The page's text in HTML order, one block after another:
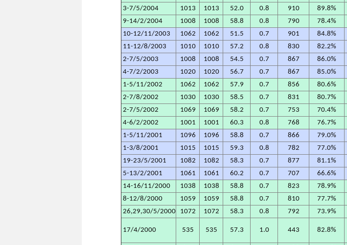
3-7/5/2004
1013 1013 52.0 0.8 910 89.8%
9-14/2/2004
1008 1008 58.8 0.8 790 78.4%
10-12/11/2003
1062 1062 51.5 0.7 901 84.8%
11-12/8/2003
1010 1010 57.2 0.8 830 82.2%
2-7/5/2003
1008 1008 54.5 0.7 867 86.0%
4-7/2/2003
1020 1020 56.7 0.7 867 85.0%
1-5/11/2002
1062 1062 57.9 0.7 856 80.6%
2-7/8/2002
1030 1030 58.5 0.7 831 80.7%
2-7/5/2002
1069 1069 58.2 0.7 753 70.4%
4-6/2/2002
1001 1001 60.3 0.8 768 76.7%
1-5/11/2001
1096 1096 58.8 0.7 866 79.0%
1-3/8/2001
1015 1015 59.3 0.8 782 77.0%
19-23/5/2001
1082 1082 58.3 0.7 877 81.1%
5-13/2/2001
1061 1061 60.2 0.7 707 66.6%
14-16/11/2000
1038 1038 58.8 0.7 823 78.9%
8-12/8/2000
1059 1059 58.8 0.7 810 77.7%
26,29,30/5/2000
1072 1072 58.3 0.8 792 73.9%
17/4/2000 535 535 57.3 1.0 443 82.8%